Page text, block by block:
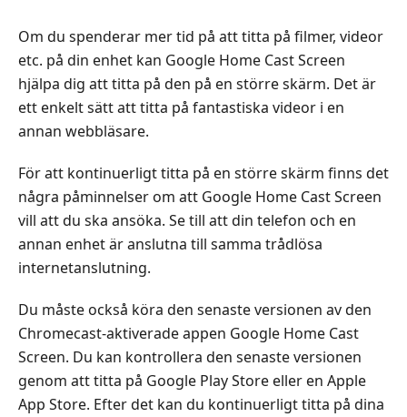
Om du spenderar mer tid på att titta på filmer, videor
etc. på din enhet kan Google Home Cast Screen
hjälpa dig att titta på den på en större skärm. Det är
ett enkelt sätt att titta på fantastiska videor i en
annan webbläsare.
För att kontinuerligt titta på en större skärm finns det
några påminnelser om att Google Home Cast Screen
vill att du ska ansöka. Se till att din telefon och en
annan enhet är anslutna till samma trådlösa
internetanslutning.
Du måste också köra den senaste versionen av den
Chromecast-aktiverade appen Google Home Cast
Screen. Du kan kontrollera den senaste versionen
genom att titta på Google Play Store eller en Apple
App Store. Efter det kan du kontinuerligt titta på dina